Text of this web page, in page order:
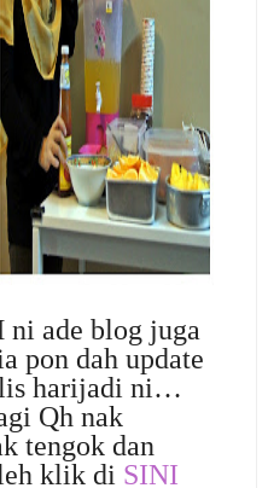
ade blog juga
pon dah update
harijadi ni…
Qh nak
tengok dan
klik di SINI